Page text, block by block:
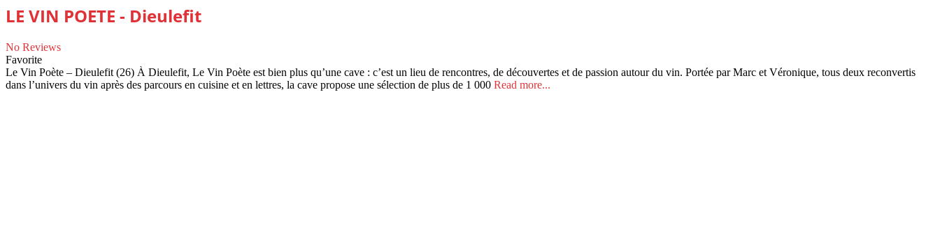
LE VIN POETE - Dieulefit
No Reviews
Favorite
Le Vin Poète – Dieulefit (26) À Dieulefit, Le Vin Poète est bien plus qu’une cave : c’est un lieu de rencontres, de découvertes et de passion autour du vin. Portée par Marc et Véronique, tous deux reconvertis
dans l’univers du vin après des parcours en cuisine et en lettres, la cave propose une sélection de plus de 1 000 Read more...